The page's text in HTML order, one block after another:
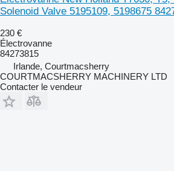
Solenoid Valve 5195109, 5198675
230 €
Électrovanne
84273815
Irlande, Courtmacsherry
COURTMACSHERRY MACHINERY LTD
Contacter le vendeur